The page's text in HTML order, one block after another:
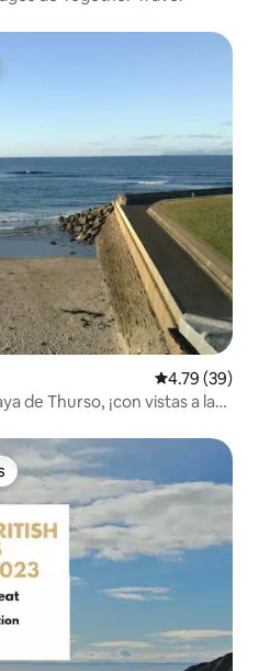
Calificación
4.79 (39)
de Thurso, ¡con vistas a la